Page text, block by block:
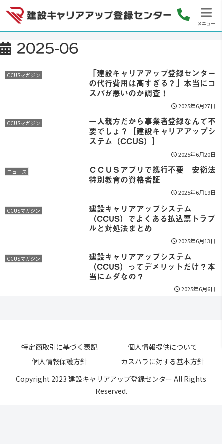
メニュー
2025-06
CCUSマガジン
「建設キャリアアップ登録センター
の代行費用は高すぎる？」本当にコ
スパが悪いのか調査！
2025年6月27日
CCUSマガジン
一人親方だから事業者登録なんて不
要でしょ？【建設キャリアアップシ
ステム（CCUS）】
2025年6月20日
ニュース
ＣＣＵＳアプリで携行不要 安衛法
特別教育の資格者証
2025年6月19日
CCUSマガジン
建設キャリアアップシステム
（CCUS）でよくある払込票トラブ
ルと対処法まとめ
2025年6月13日
CCUSマガジン
建設キャリアアップシステム
（CCUS）ってデメリットだけ？本
当にムダなの？
2025年6月6日
特定商取引に基づく表記
個人情報提供について
個人情報保護方針
カスハラに対する基本方針
Copyright 2023 建設キャリアアップ登録センター All Rights
Reserved.